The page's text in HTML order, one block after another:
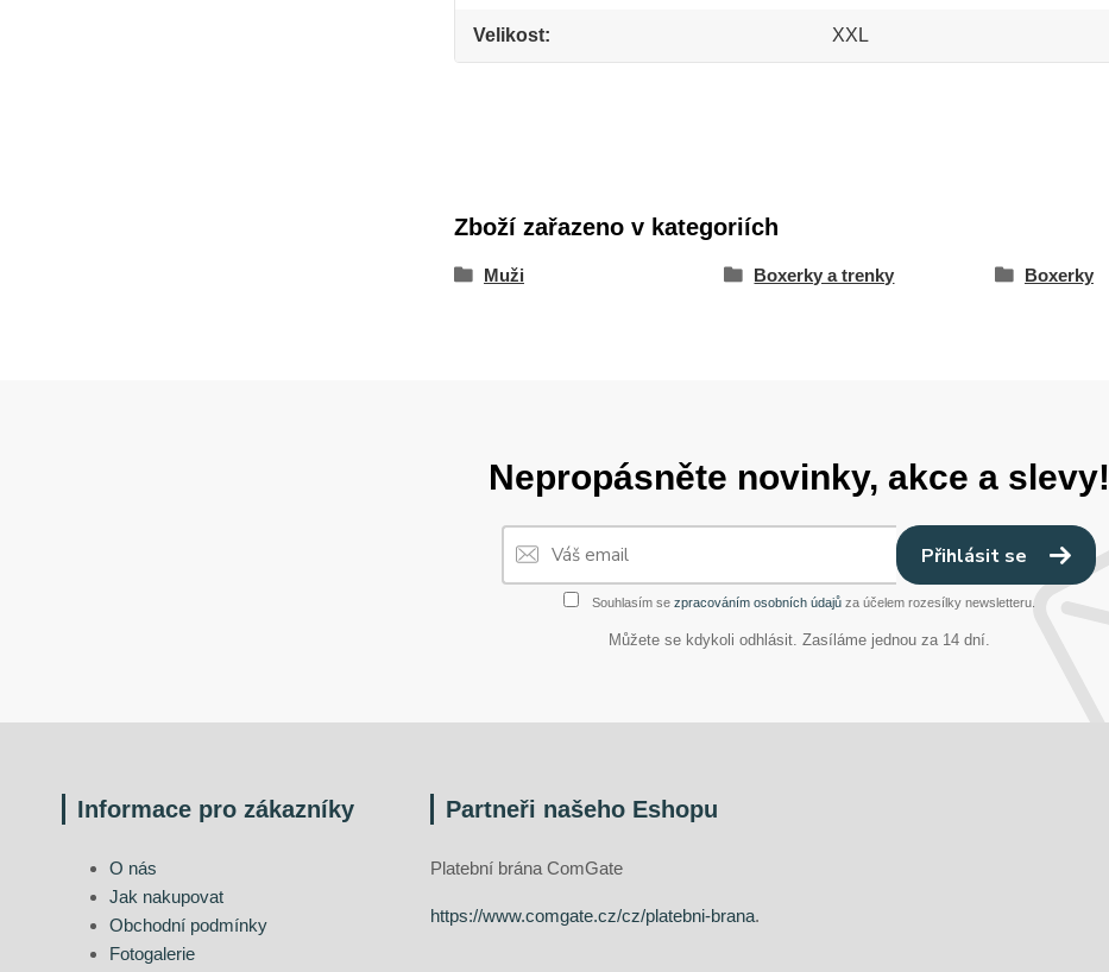
Velikost XXL
Zboží zařazeno v kategoriích
Muži Boxerky a trenky Boxerky
Nepropásněte novinky, akce a slevy!
Přihlásit se
Souhlasím se zpracováním osobních údajůza účelem rozesílky newsletteru.
Můžete se kdykoli odhlásit. Zasíláme jednou za 14 dní.
Informace pro zákazníky
O nás
Jak nakupovat
Obchodní podmínky
Fotogalerie
Partneři našeho Eshopu
Platební brána ComGate
https://www.comgate.cz/cz/platebni-brana.